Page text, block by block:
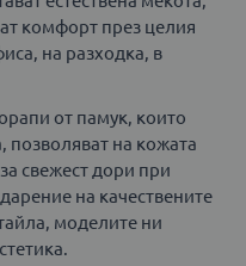
комфорт през целия
на разходка, в
от памук, които
позволяват на кожата
свежест дори при
на качествените
моделите ни